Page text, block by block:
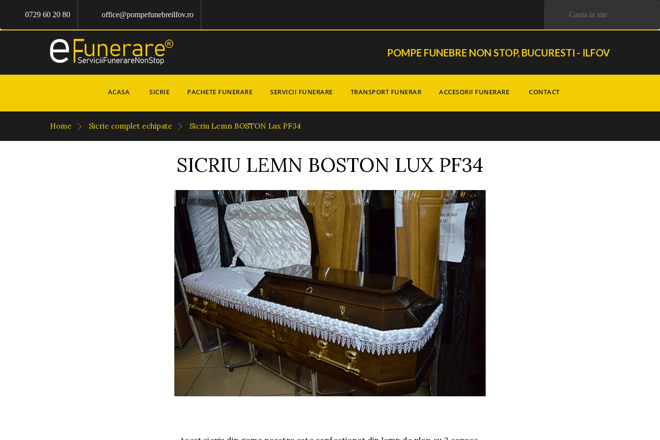
0729 60 20 80 office@pompefunebreilfov.ro
POMPE FUNEBRE NON STOP, BUCURESTI - ILFOV
ACASA SICRIE PACHETE FUNERARE SERVICII FUNERARE TRANSPORT FUNERAR ACCESORII FUNERARE CONTACT
Home Sicrie complet echipate Sicriu Lemn BOSTON Lux PF34
SICRIU LEMN BOSTON LUX PF34